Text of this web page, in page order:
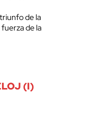
de la
de la
(I)